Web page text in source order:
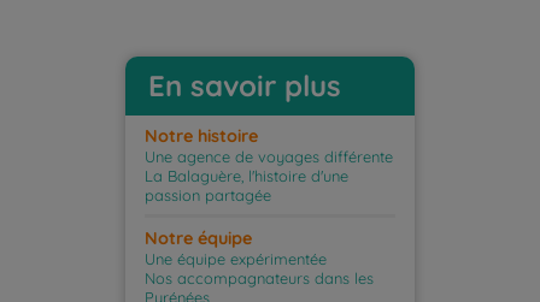
En savoir plus
Notre histoire
Une agence de voyages différente
La Balaguère, l'histoire d'une
passion partagée
Notre équipe
Une équipe expérimentée
Nos accompagnateurs dans les
Pyrénées